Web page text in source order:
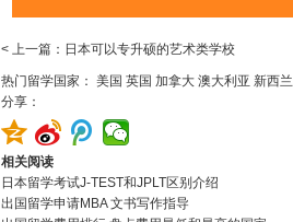
< 上一篇：日本可以专升硕的艺术类学校
热门留学国家： 美国 英国 加拿大 澳大利亚 新西兰
分享：
相关阅读
日本留学考试J-TEST和JPLT区别介绍
出国留学申请MBA 文书写作指导